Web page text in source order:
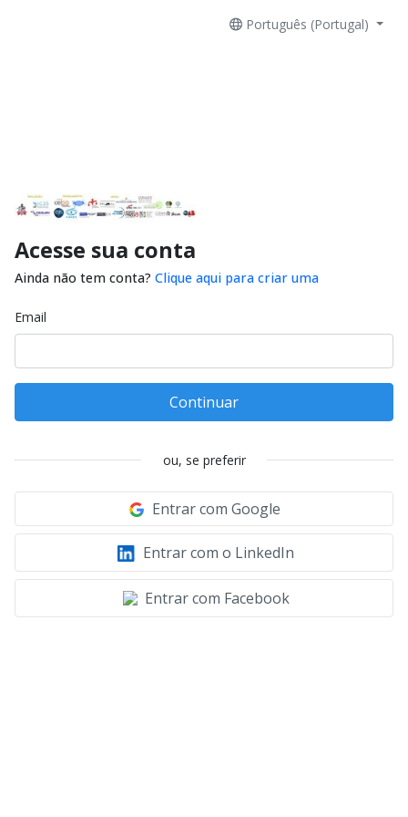
Português (Portugal)
Acesse sua conta
Ainda não tem conta? Clique aqui para criar uma
Email
Continuar
ou, se preferir
Entrar com Google
Entrar com o LinkedIn
Entrar com Facebook